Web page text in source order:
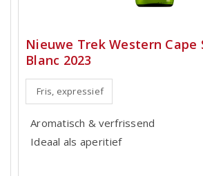
Nieuwe Trek Western Cape
Blanc 2023
Fris, expressief
Aromatisch & verfrissend
Ideaal als aperitief